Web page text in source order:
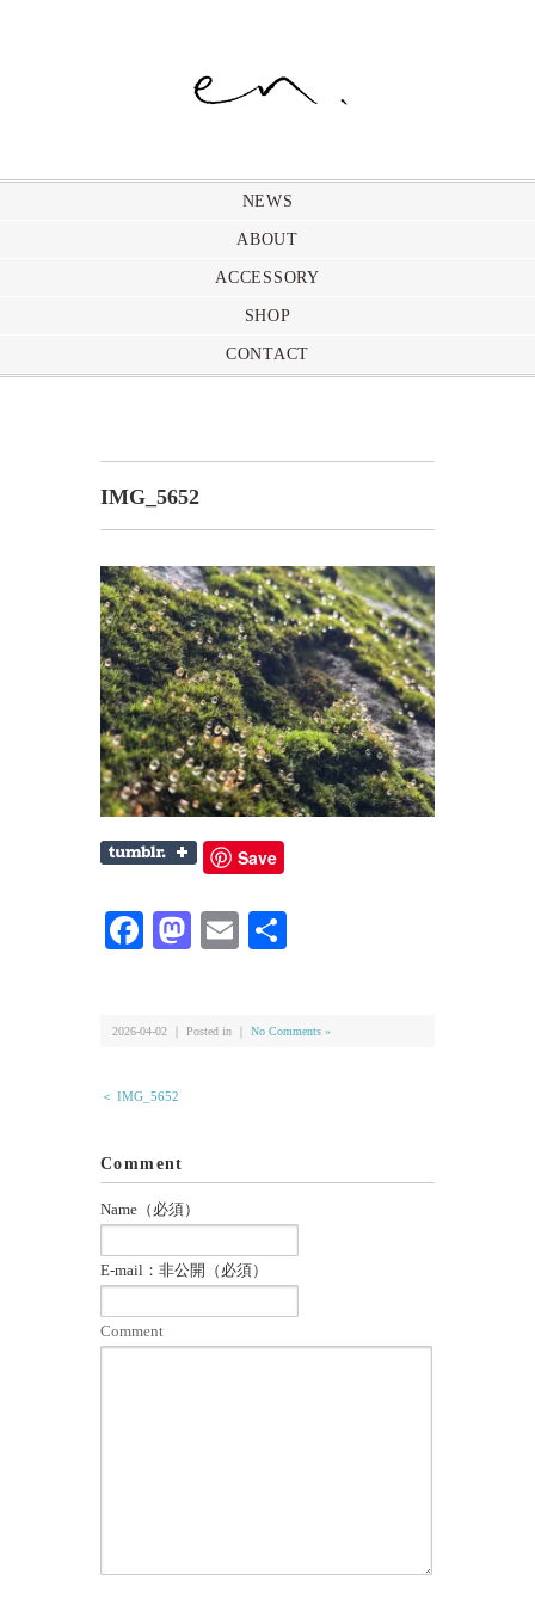
NEWS
ABOUT
ACCESSORY
SHOP
CONTACT
IMG_5652
Save
Facebook
Mastodon
Email
2026-04-02 ｜ Posted in ｜ No Comments »
＜ IMG_5652
Comment
Name（必須）
E-mail：非公開（必須）
Comment